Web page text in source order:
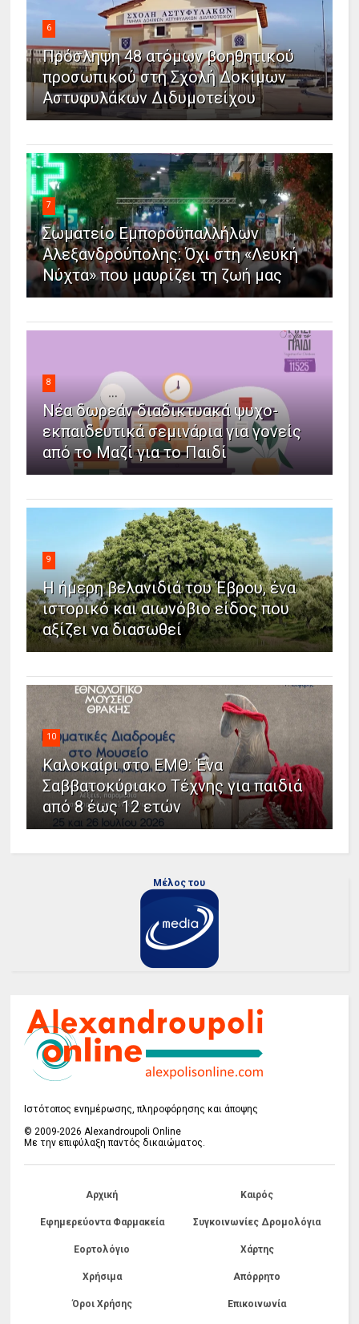
6
Πρόσληψη 48 ατόμων βοηθητικού
προσωπικού στη Σχολή Δοκίμων
Αστυφυλάκων Διδυμοτείχου
7
Σωματείο Εμποροϋπαλλήλων
Αλεξανδρούπολης: Όχι στη «Λευκή
Νύχτα» που μαυρίζει τη ζωή μας
8
Νέα δωρεάν διαδικτυακά ψυχο-
εκπαιδευτικά σεμινάρια για γονείς
από το Μαζί για το Παιδί
9
Η ήμερη βελανιδιά του Έβρου, ένα
ιστορικό και αιωνόβιο είδος που
αξίζει να διασωθεί
10
Καλοκαίρι στο ΕΜΘ: Ένα
Σαββατοκύριακο Τέχνης για παιδιά
από 8 έως 12 ετών
Μέλος του
Ιστότοπος ενημέρωσης, πληροφόρησης και άποψης
© 2009-2026 Alexandroupoli Online
Με την επιφύλαξη παντός δικαιώματος.
Αρχική Καιρός
Εφημερεύοντα Φαρμακεία Συγκοινωνίες Δρομολόγια
Εορτολόγιο Χάρτης
Χρήσιμα Απόρρητο
Όροι Χρήσης Επικοινωνία